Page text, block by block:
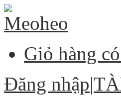
Giỏ hàng có
Đăng nhập|